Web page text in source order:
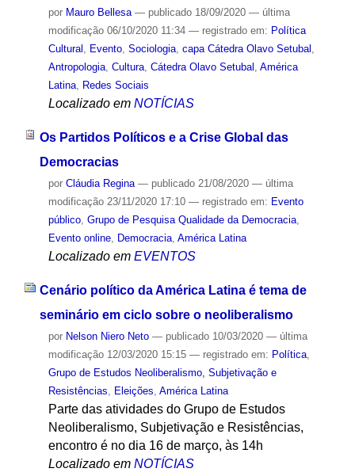
por Mauro Bellesa — publicado18/09/2020 — última
modificação06/10/2020 11:34 — registrado em: Política
Cultural , Evento, Sociologia, capa Cátedra Olavo Setubal ,
Antropologia, Cultura, Cátedra Olavo Setubal , América
Latina, Redes Sociais
Localizado em NOTÍCIAS
Os Partidos Políticos e a Crise Global das
Democracias
por Cláudia Regina — publicado21/08/2020 — última
modificação23/11/2020 17:10 — registrado em: Evento
público, Grupo de Pesquisa Qualidade da Democracia,
Evento online, Democracia, América Latina
Localizado em EVENTOS
Cenário político da América Latina é tema de
seminário em ciclo sobre o neoliberalismo
por Nelson Niero Neto — publicado10/03/2020 — última
modificação12/03/2020 15:15 — registrado em: Política,
Grupo de Estudos Neoliberalismo, Subjetivação e
Resistências
Eleições América Latina
Parte das atividades do Grupo de Estudos
Neoliberalismo, Subjetivação e Resistências,
encontro é no dia 16 de março, às 14h
Localizado em NOTÍCIAS